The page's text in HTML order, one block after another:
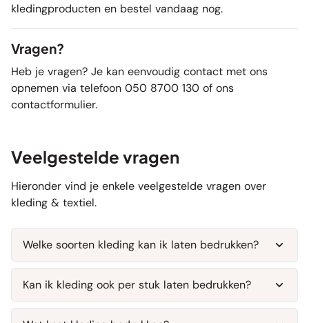
kledingproducten en bestel vandaag nog.
Vragen?
Heb je vragen? Je kan eenvoudig contact met ons
opnemen via telefoon 050 8700 130 of ons
contactformulier.
Veelgestelde vragen
Hieronder vind je enkele veelgestelde vragen over
kleding & textiel.
Welke soorten kleding kan ik laten bedrukken?
Bij Reclameland kun je onder anderet-shirts,
hoodies,polo’s,bedrijfskleding,sportshirts,
rompertjesenpettenlaten bedrukken.
Kan ik kleding ook per stuk laten bedrukken?
Ja, dankzij onze digitale druktechniek is er geen